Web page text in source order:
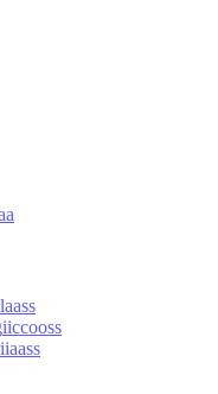
a
laass
iiccooss
iiaass